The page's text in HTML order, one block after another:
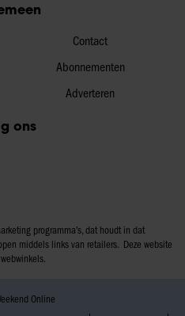
Contact
Abonnementen
Adverteren
ons
programma’s, dat houdt in dat
middels links van retailers. Deze website
Online